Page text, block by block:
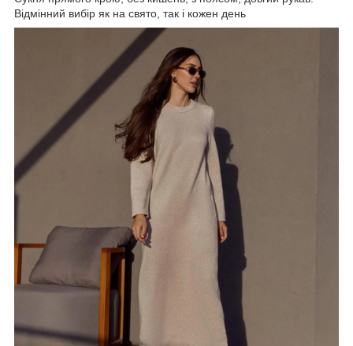
Відмінний вибір як на свято, так і кожен день